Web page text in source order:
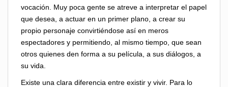
vocación. Muy poca gente se atreve a interpretar el papel
que desea, a actuar en un primer plano, a crear su
propio personaje convirtiéndose así en meros
espectadores y permitiendo, al mismo tiempo, que sean
otros quienes den forma a su película, a sus diálogos, a
su vida.
Existe una clara diferencia entre existir y vivir. Para lo